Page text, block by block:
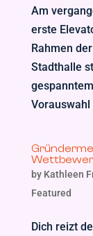
Am
erste
Rahmen
Stadthalle
Vorauswahl
by Kathleen
Featured
Dich reizt